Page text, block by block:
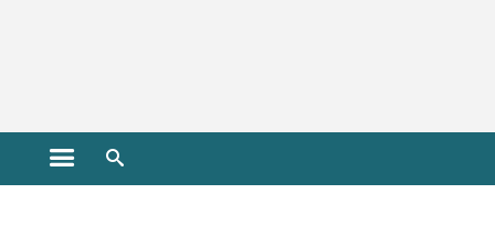
Ouvrir le menu principal